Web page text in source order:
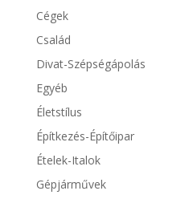
Cégek
Család
Divat-Szépségápolás
Egyéb
Életstílus
Építkezés-Építőipar
Ételek-Italok
Gépjárművek